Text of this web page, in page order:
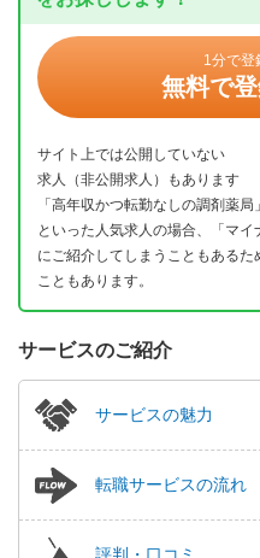
1分で登
無料で登
サイト上では公開していない
求人（非公開求人）もあります
「高年収かつ転勤なしの調剤薬
といった人気求人の場合、「マ
にご紹介してしまうこともある
こともあります。
サービスのご紹介
サービスの魅力
転職サービスの流れ
評判・口コミ